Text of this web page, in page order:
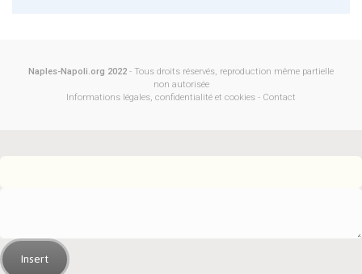
Naples-Napoli.org 2022 - Tous droits réservés, reproduction même partielle
non autorisée
Informations légales, confidentialité et cookies - Contact
Insert